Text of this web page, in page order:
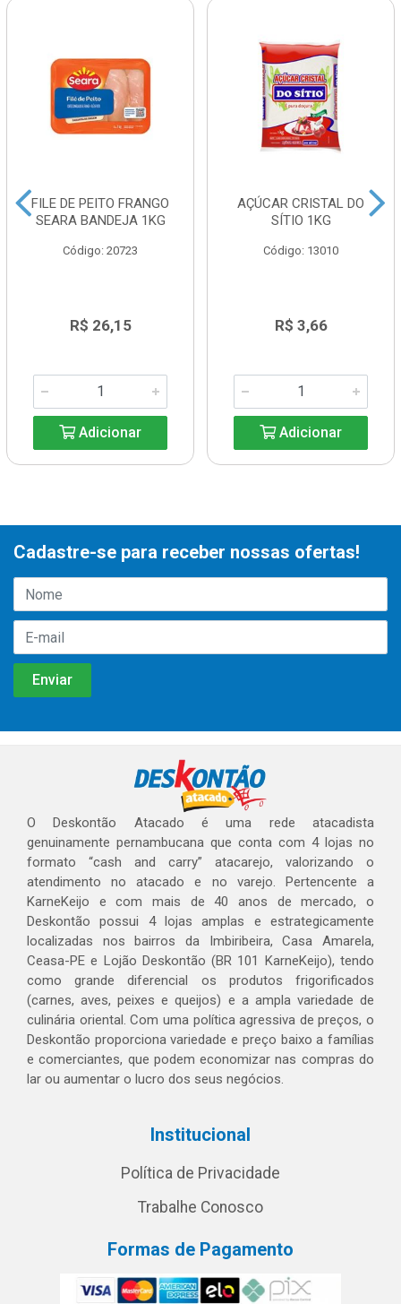
FILE DE PEITO FRANGO
SEARA BANDEJA 1KG
Código: 20723
R$ 26,15
Adicionar
AÇÚCAR CRISTAL DO
SÍTIO 1KG
Código: 13010
R$ 3,66
Adicionar
Cadastre-se para receber nossas ofertas!
O Deskontão Atacado é uma rede atacadista
genuinamente pernambucana que conta com 4 lojas no
formato “cash and carry” atacarejo, valorizando o
atendimento no atacado e no varejo. Pertencente a
KarneKeijo e com mais de 40 anos de mercado, o
Deskontão possui 4 lojas amplas e estrategicamente
localizadas nos bairros da Imbiribeira, Casa Amarela,
Ceasa-PE e Lojão Deskontão (BR 101 KarneKeijo), tendo
como grande diferencial os produtos frigorificados
(carnes, aves, peixes e queijos) e a ampla variedade de
culinária oriental. Com uma política agressiva de preços, o
Deskontão proporciona variedade e preço baixo a famílias
e comerciantes, que podem economizar nas compras do
lar ou aumentar o lucro dos seus negócios.
Institucional
Política de Privacidade
Trabalhe Conosco
Formas de Pagamento